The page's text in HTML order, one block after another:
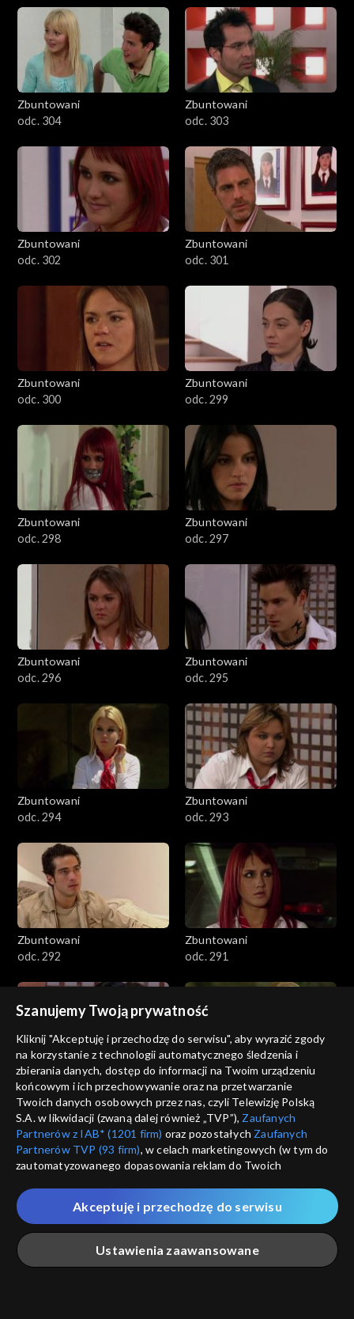
Zbuntowani
odc. 304
Zbuntowani
odc. 303
Zbuntowani
odc. 302
Zbuntowani
odc. 301
Zbuntowani
odc. 300
Zbuntowani
odc. 299
Zbuntowani
odc. 298
Zbuntowani
odc. 297
Zbuntowani
odc. 296
Zbuntowani
odc. 295
Zbuntowani
odc. 294
Zbuntowani
odc. 293
Zbuntowani
odc. 292
Zbuntowani
odc. 291
Zbuntowani
odc. 290
Zbuntowani
odc. 289
Zbuntowani
odc. 288
Zbuntowani
odc. 287
Szanujemy Twoją prywatność
Kliknij "Akceptuję i przechodzę do serwisu", aby wyrazić zgody
na korzystanie z technologii automatycznego śledzenia i
zbierania danych, dostęp do informacji na Twoim urządzeniu
końcowym i ich przechowywanie oraz na przetwarzanie
Twoich danych osobowych przez nas, czyli Telewizję Polską
S.A. w likwidacji (zwaną dalej również „TVP”), Zaufanych
Partnerów z IAB* (1201 firm) oraz pozostałych Zaufanych
Partnerów TVP (93 firm), w celach marketingowych (w tym do
zautomatyzowanego dopasowania reklam do Twoich
które wskazujemy poniżej, a także zgody na udostępnianie
przez nas identyfikatora PPID do Google.
Twoje dane osobowe zbierane podczas odwiedzania przez
Ciebie naszych
poszczególnych serwisówzwanych dalej
„Portalem”, w tym informacje zapisywane za pomocą
Ustawienia zaawansowane
Akceptuję i przechodzę do serwisu